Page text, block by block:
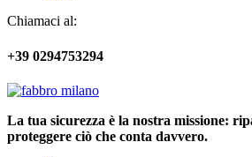
Chiamaci al:
+39 0294753294
La tua sicurezza è la nostra missione:
proteggere ciò che conta davvero.